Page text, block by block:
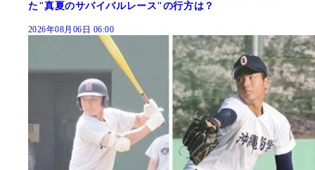
た"真夏のサバイバルレース"の行方は？
2026年08月06日 06:00